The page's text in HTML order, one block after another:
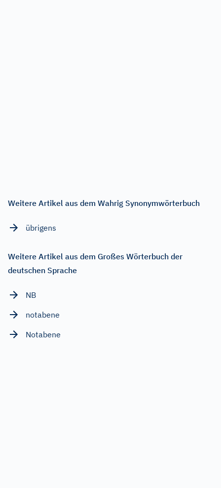
Weitere Artikel aus dem Wahrig Synonymwörterbuch
übrigens
Weitere Artikel aus dem Großes Wörterbuch der
deutschen Sprache
NB
notabene
Notabene